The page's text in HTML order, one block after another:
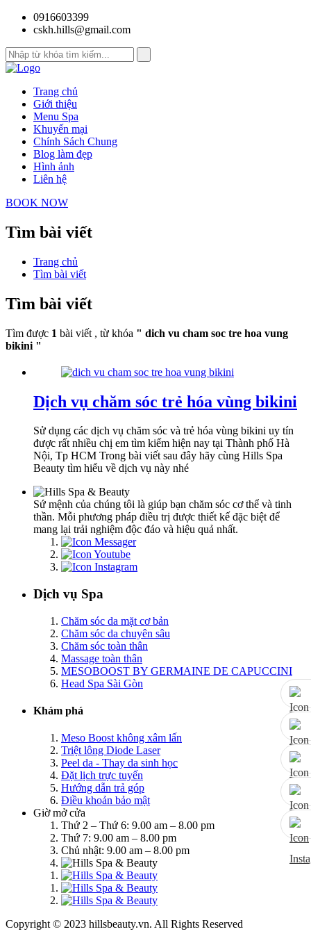
0916603399
cskh.hills@gmail.com
Trang chủ
Giới thiệu
Menu Spa
Khuyến mại
Chính Sách Chung
Blog làm đẹp
Hình ảnh
Liên hệ
BOOK NOW
Tìm bài viết
Trang chủ
Tìm bài viết
Tìm bài viết
Tìm được 1 bài viết , từ khóa " dich vu cham soc tre hoa vung
bikini "
Dịch vụ chăm sóc trẻ hóa vùng bikini
Sử dụng các dịch vụ chăm sóc và trẻ hóa vùng bikini uy tín
được rất nhiều chị em tìm kiếm hiện nay tại Thành phố Hà
Nội, Tp HCM Trong bài viết sau đây hãy cùng Hills Spa
Beauty tìm hiểu về dịch vụ này nhé
Sứ mệnh của chúng tôi là giúp bạn chăm sóc cơ thể và tinh
thần. Mỗi phương pháp điều trị được thiết kế đặc biệt để
mang lại trải nghiệm độc đáo và hiệu quả nhất.
Dịch vụ Spa
Chăm sóc da mặt cơ bản
Chăm sóc da chuyên sâu
Chăm sóc toàn thân
Massage toàn thân
MESOBOOST BY GERMAINE DE CAPUCCINI
Head Spa Sài Gòn
Khám phá
Meso Boost không xâm lấn
Triệt lông Diode Laser
Peel da - Thay da sinh học
Đặt lịch trực tuyến
Hướng dẫn trả góp
Điều khoản bảo mật
Giờ mở cửa
Thứ 2 – Thứ 6: 9.00 am – 8.00 pm
Thứ 7: 9.00 am – 8.00 pm
Chủ nhật: 9.00 am – 8.00 pm
Copyright © 2023 hillsbeauty.vn. All Rights Reserved